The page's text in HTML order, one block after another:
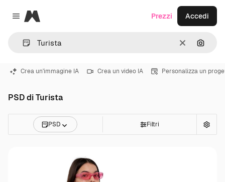
Close menu
Magnific
CancellaCerca
Prezzi Accedi
Crea un'immagine IA Crea un video IA Personalizza un
PSD di Turista
PSD Filtri